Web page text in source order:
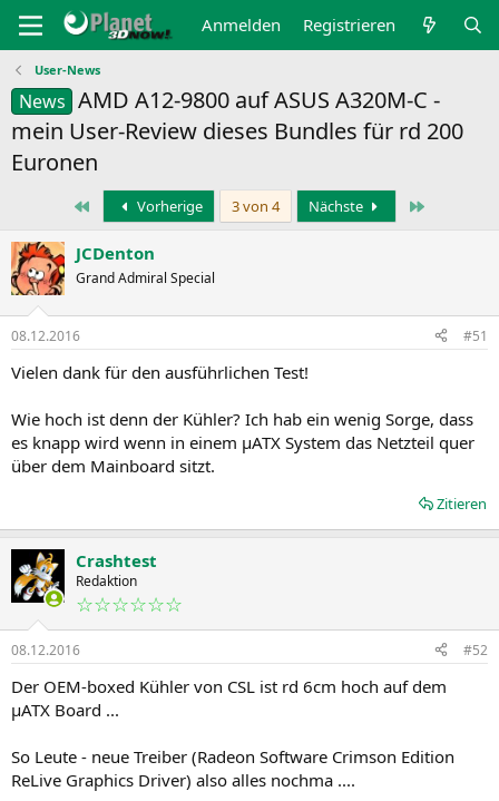
Anmelden Registrieren
User-News
News AMD A12-9800 auf ASUS A320M-C -
mein User-Review dieses Bundles für rd 200
Euronen
Erste Vorherige 3 von 4 Nächste
JCDenton
Grand Admiral Special
08.12.2016 #51
Vielen dank für den ausführlichen Test!
Wie hoch ist denn der Kühler? Ich hab ein wenig Sorge, dass
es knapp wird wenn in einem µATX System das Netzteil quer
über dem Mainboard sitzt.
Zitieren
Crashtest
Redaktion
☆☆☆☆☆☆
08.12.2016 #52
Der OEM-boxed Kühler von CSL ist rd 6cm hoch auf dem
µATX Board ...
So Leute - neue Treiber (Radeon Software Crimson Edition
ReLive Graphics Driver) also alles nochma ....